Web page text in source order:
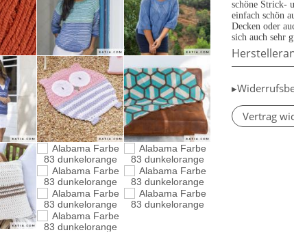
schöne Strick-
einfach schön
Decken oder
sich auch sehr
Vertrag